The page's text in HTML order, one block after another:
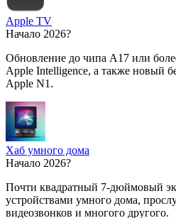
Apple TV
Начало 2026?
Обновление до чипа A17 или
Apple Intelligence, а также новый
Apple N1.
Хаб умного дома
Начало 2026?
Почти квадратный 7-дюймовый
устройствами умного дома,
видеозвонков и многого другого.